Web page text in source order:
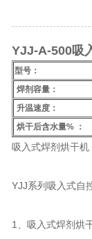
YJJ-A-500吸
型号：
焊剂容量：
升温速度：
烘干后含水量% ：
吸入式焊剂烘干机
YJJ系列吸入式自
1、吸入式焊剂烘